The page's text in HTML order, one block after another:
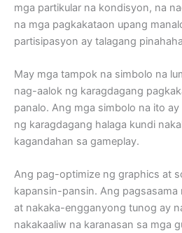
mga partikular na kondisyon, na
na mga pagkakataon upang
partisipasyon ay talagang
May mga tampok na simbolo na
nag-aalok ng karagdagang
panalo. Ang mga simbolo na ito
ng karagdagang halaga kundi
kagandahan sa gameplay.
Ang pag-optimize ng graphics at
kapansin-pansin. Ang pagsasama
at nakaka-engganyong tunog ay
nakakaaliw na karanasan sa mga